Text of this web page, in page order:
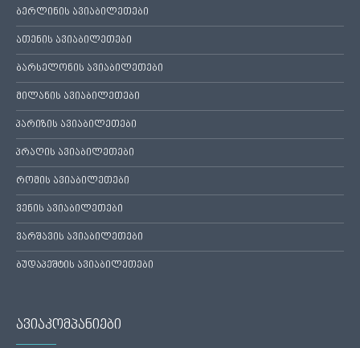
ბერლინის ავიაბილეთები
ათენის ავიაბილეთები
ბარსელონის ავიაბილეთები
მილანის ავიაბილეთები
პარიზის ავიაბილეთები
პრაღის ავიაბილეთები
რომის ავიაბილეთები
ვენის ავიაბილეთები
ვარშავის ავიაბილეთები
ბუდაპეშტის ავიაბილეთები
ავიაკომპანიები